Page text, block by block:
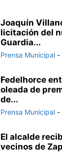
Joaquín
licitación del
Guardia...
Prensa Municipal -
Fedelhorce
oleada de
de...
Prensa Municipal -
El alcalde
vecinos de